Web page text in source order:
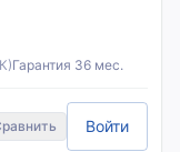
Гарантия 36 мес.
Войти